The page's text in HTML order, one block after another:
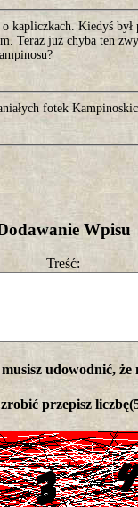
kapliczkach. Kiedyś
Teraz już chyba ten
fotek
Wpisu
Treść:
udowodnić, że
przepisz